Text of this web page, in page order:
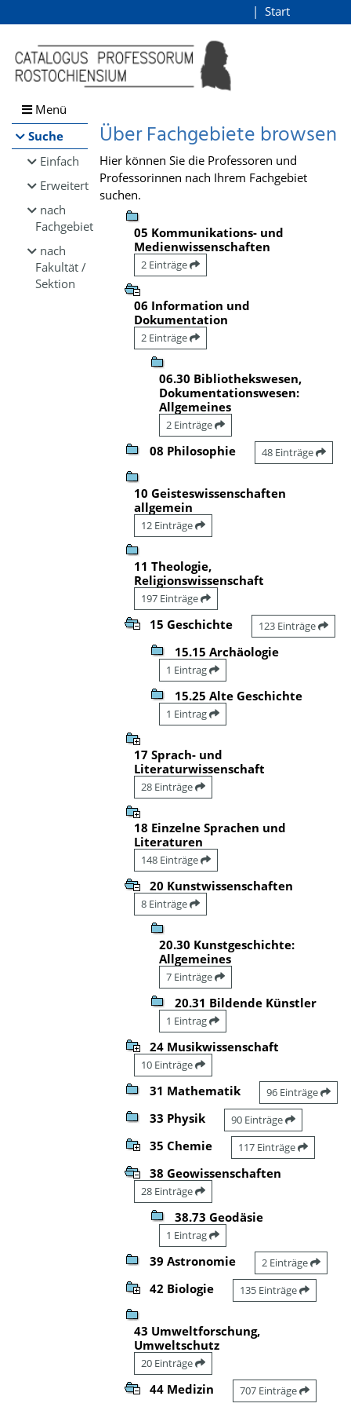
Browsen
direkt zum Inhalt
Start
Menü
Suche
Einfach
Erweitert
nach
Fachgebiet
nach
Fakultät /
Sektion
Über Fachgebiete browsen
Hier können Sie die Professoren und
Professorinnen nach Ihrem Fachgebiet
suchen.
05 Kommunikations- und
Medienwissenschaften
2 Einträge
06 Information und
Dokumentation
2 Einträge
06.30 Bibliothekswesen,
Dokumentationswesen:
Allgemeines
2 Einträge
08 Philosophie 48 Einträge
10 Geisteswissenschaften
allgemein
12 Einträge
11 Theologie,
Religionswissenschaft
197 Einträge
15 Geschichte 123 Einträge
15.15 Archäologie
1 Eintrag
15.25 Alte Geschichte
1 Eintrag
17 Sprach- und
Literaturwissenschaft
28 Einträge
18 Einzelne Sprachen und
Literaturen
148 Einträge
20 Kunstwissenschaften
8 Einträge
20.30 Kunstgeschichte:
Allgemeines
7 Einträge
20.31 Bildende Künstler
1 Eintrag
24 Musikwissenschaft
10 Einträge
31 Mathematik 96 Einträge
33 Physik 90 Einträge
35 Chemie 117 Einträge
38 Geowissenschaften
28 Einträge
38.73 Geodäsie
1 Eintrag
39 Astronomie 2 Einträge
42 Biologie 135 Einträge
43 Umweltforschung,
Umweltschutz
20 Einträge
44 Medizin 707 Einträge